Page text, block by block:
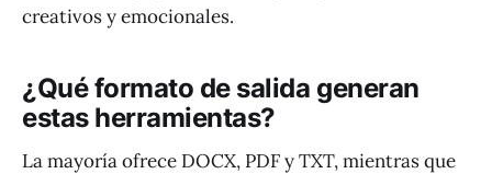
creativos y emocionales.
¿Qué formato de salida generan
estas herramientas?
La mayoría ofrece DOCX, PDF y TXT, mientras que